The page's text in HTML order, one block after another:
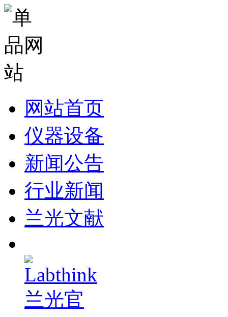
网站首页
仪器设备
新闻公告
行业新闻
兰光文献